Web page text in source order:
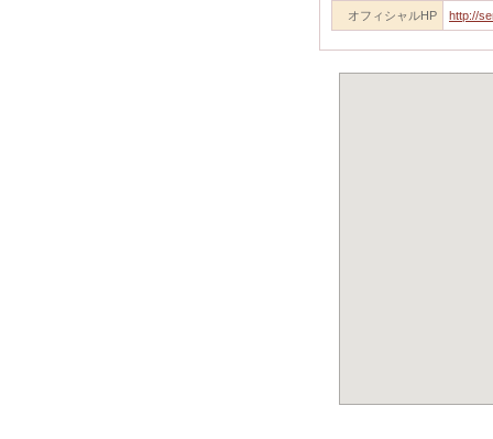
オフィシャルHP http://